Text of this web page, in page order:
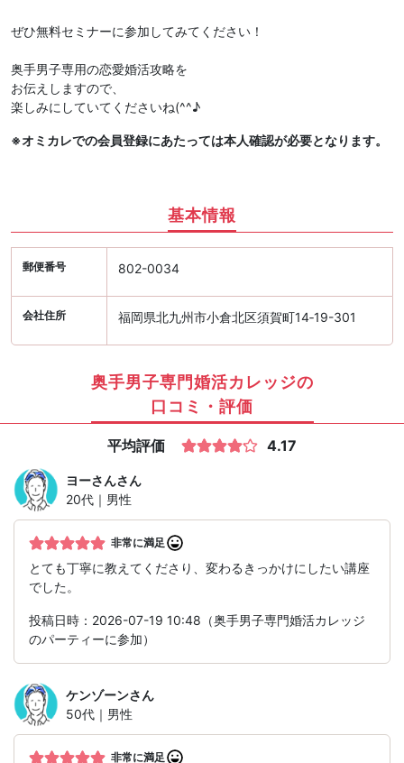
ぜひ無料セミナーに参加してみてください！
奥手男子専用の恋愛婚活攻略を
お伝えしますので、
楽しみにしていてくださいね(^^♪
※オミカレでの会員登録にあたっては本人確認が必要となります。
基本情報
郵便番号 802-0034
会社住所 福岡県北九州市小倉北区須賀町14‐19-301
奥手男子専門婚活カレッジの
口コミ・評価
平均評価 4.17
ヨーさんさん
20代｜男性
非常に満足
とても丁寧に教えてくださり、変わるきっかけにしたい講座
でした。
投稿日時：2026-07-19 10:48（奥手男子専門婚活カレッジ
のパーティーに参加）
ケンゾーンさん
50代｜男性
非常に満足